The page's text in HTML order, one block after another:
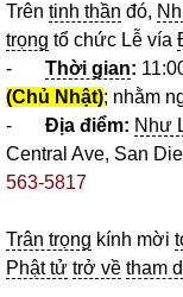
Trên tinh thần đó,
trọng tổ chức Lễ vía
- Thời gian:
(Chủ Nhật); nhằm
- Địa điểm: Như
Central Ave, San
563-5817
Trân trọng kính mời
Phật tử trở về tham